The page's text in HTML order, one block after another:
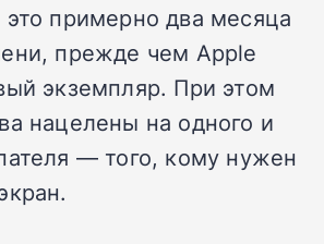
это примерно два месяца
прежде чем Apple
экземпляр. При этом
нацелены на одного и
— того, кому нужен